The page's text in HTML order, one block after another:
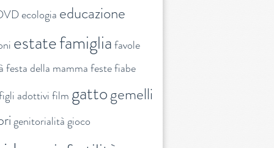
ecologia educazione
estatefamiglia favole
festa della mamma festefiabe
adottivi film gattogemelli
genitorialità gioco